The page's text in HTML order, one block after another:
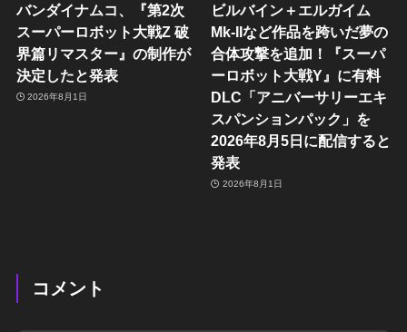
バンダイナムコ、『第2次
スーパーロボット大戦Z 破
界篇リマスター』の制作が
決定したと発表
2026年8月1日
ビルバイン＋エルガイム
Mk-IIなど作品を跨いだ夢の
合体攻撃を追加！『スーパ
ーロボット大戦Y』に有料
DLC「アニバーサリーエキ
スパンションパック」を
2026年8月5日に配信すると
発表
2026年8月1日
コメント